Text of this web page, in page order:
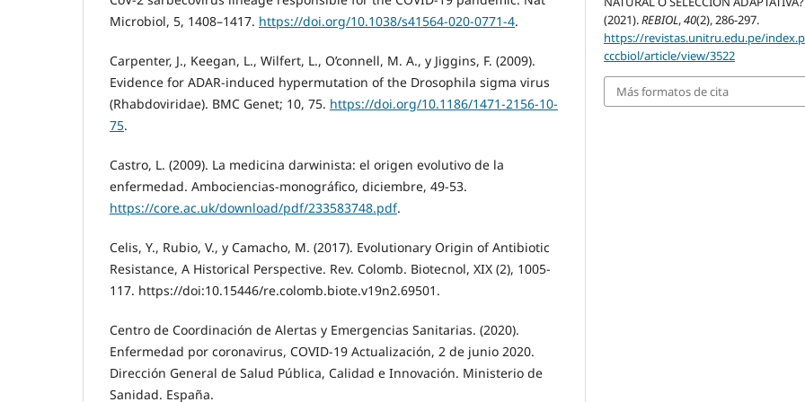
Microbiol, 5, 1408–1417. https://doi.org/10.1038/s41564-020-0771-4.
Carpenter, J., Keegan, L., Wilfert, L., O’connell, M. A., y Jiggins, F. (2009).
Evidence for ADAR-induced hypermutation of the Drosophila sigma virus
(Rhabdoviridae). BMC Genet; 10, 75. https://doi.org/10.1186/1471-2156-10-
75.
Castro, L. (2009). La medicina darwinista: el origen evolutivo de la
enfermedad. Ambociencias-monográfico, diciembre, 49-53.
https://core.ac.uk/download/pdf/233583748.pdf.
Celis, Y., Rubio, V., y Camacho, M. (2017). Evolutionary Origin of Antibiotic
Resistance, A Historical Perspective. Rev. Colomb. Biotecnol, XIX (2), 1005-
117. https://doi:10.15446/re.colomb.biote.v19n2.69501.
Centro de Coordinación de Alertas y Emergencias Sanitarias. (2020).
Enfermedad por coronavirus, COVID-19 Actualización, 2 de junio 2020.
Dirección General de Salud Pública, Calidad e Innovación. Ministerio de
Sanidad. España.
(2021).REBIOL,40(2), 286-297.
https://revistas.unitru.edu.pe/
cccbiol/article/view/3522
Más formatos de cita